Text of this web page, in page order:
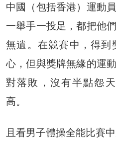
中國（包括香港）運動
一舉手一投足，都把他
無遺。在競賽中，得到
心，但與獎牌無緣的運
對落敗，沒有半點怨
高。
且看男子體操全能比賽